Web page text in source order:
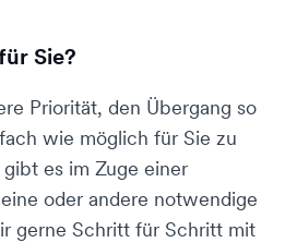
Sie?
Priorität, den Übergang so
wie möglich für Sie zu
es im Zuge einer
oder andere notwendige
gerne Schritt für Schritt mit